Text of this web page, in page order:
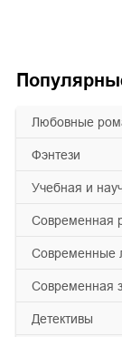
любовные
фэнтези
учебная и
современная
современная
детективы